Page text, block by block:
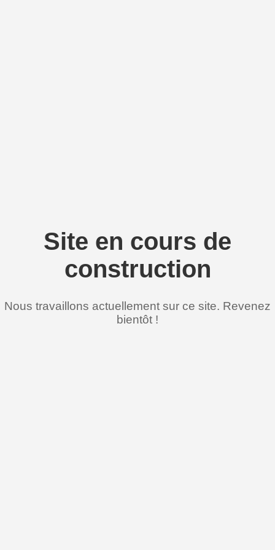
Site en cours de
construction
Nous travaillons actuellement sur ce site. Revenez
bientôt !